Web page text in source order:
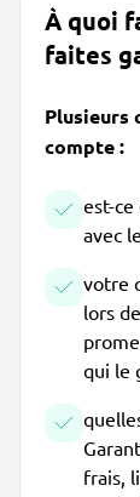
À quoi
faites
Plusieurs
compte :
est-
avec
votre
lors
qui le
frais,